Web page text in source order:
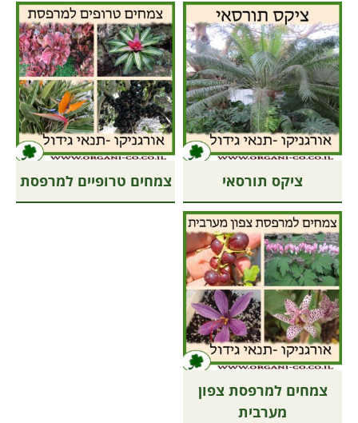
ציקס תורסאי צמחים טרופיים למרפסת
צמחים למרפסת צפון
מערבית